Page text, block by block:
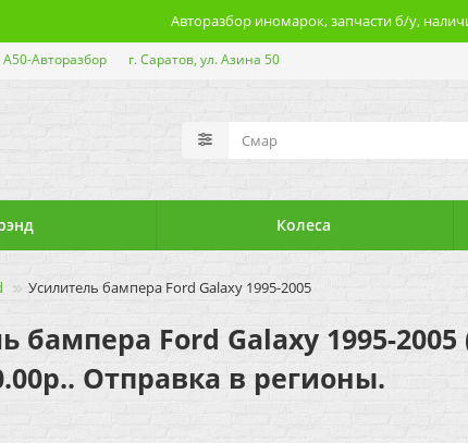
Авторазбор иномарок, запчасти б/у,
А50-Авторазбор г. Саратов, ул. Азина 50
Колеса
Усилитель бампера Ford Galaxy 1995-2005
бампера Ford Galaxy 1995-
Отправка в регионы.